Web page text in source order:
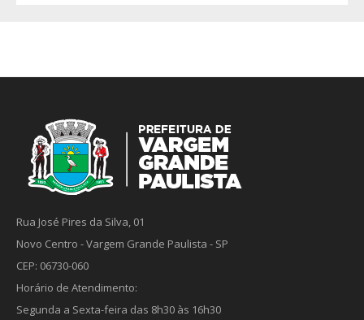
Rua José Pires da Silva, 01
Novo Centro - Vargem Grande Paulista - SP
CEP: 06730-060
Horário de Atendimento:
Segunda a Sexta-feira das 8h30 às 16h30